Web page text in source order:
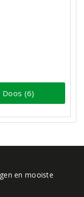
Doos (6)
en mooiste